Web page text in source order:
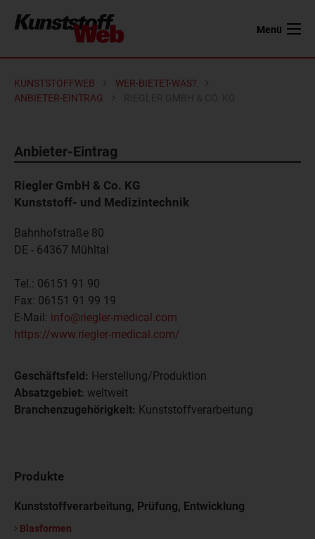
Menü
KUNSTSTOFFWEB
WER-BIETET-WAS?
ANBIETER-EINTRAG
Anbieter-Eintrag
Riegler GmbH & Co. KG
Kunststoff- und Medizintechnik
Bahnhofstraße 80
DE - 64367 Mühltal
Tel.: 06151 91 90
Fax: 06151 91 99 19
E-Mail: info@riegler-medical.com
https://www.riegler-medical.com/
Geschäftsfeld: Herstellung/Produktion
Absatzgebiet: weltweit
Branchenzugehörigkeit: Kunststoffverarbeitung
Produkte
Kunststoffverarbeitung, Prüfung, Entwicklung
Blasformen